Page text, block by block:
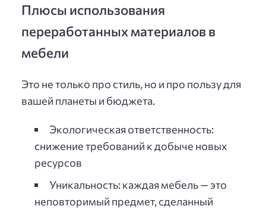
Плюсы использования
переработанных материалов в
мебели
Это не только про стиль, но и про пользу для
вашей планеты и бюджета.
Экологическая ответственность:
снижение требований к добыче новых
ресурсов
Уникальность: каждая мебель — это
неповторимый предмет, сделанный